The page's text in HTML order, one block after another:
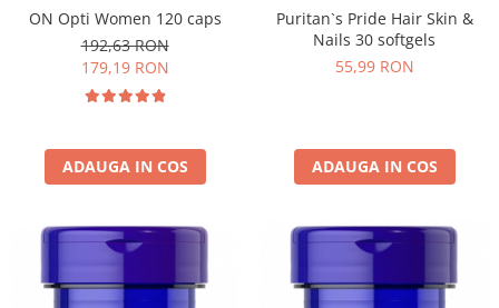
ON Opti Women 120 caps
192,63 RON
179,19 RON
ADAUGA IN COS
Puritan`s Pride Hair Skin &
Nails 30 softgels
55,99 RON
ADAUGA IN COS